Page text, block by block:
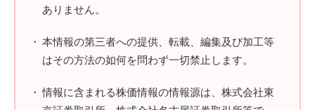
ありません。
本情報の第三者への提供、転載、編集及び加工等
はその方法の如何を問わず一切禁止します。
情報に含まれる株価情報の情報源は、株式会社東